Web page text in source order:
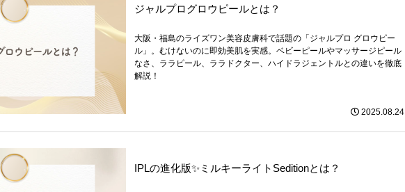
ジャルプログロウピールとは？
大阪・福島のライズワン美容皮膚科で話題の「ジャルプロ グロウピー
ル」。むけないのに即効美肌を実感。ベビーピールやマッサージピール
なさ、ララピール、ララドクター、ハイドラジェントルとの違いを徹底
解説！
2025.08.24
IPLの進化版✨ミルキーライトSeditionとは？